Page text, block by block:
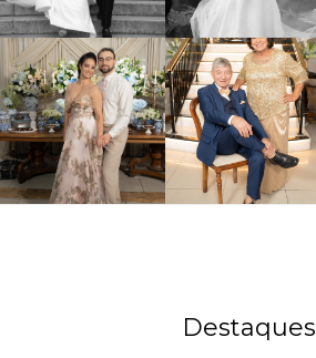
Destaques